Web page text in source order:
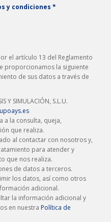
y condiciones *
el artículo 13 del Reglamento
proporcionamos la siguiente
de sus datos a través de
Y SIMULACIÓN, S.L.U.
a la consulta, queja,
que realiza.
al contactar con nosotros y,
para atender y
que nos realiza.
de datos a terceros.
los datos, así como otros
adicional.
la información adicional y
en nuestra Política de